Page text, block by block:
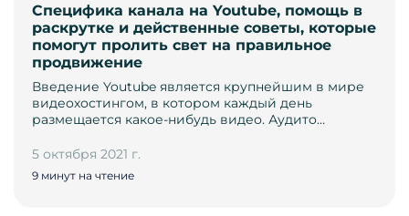
Специфика канала на Youtube, помощь в
раскрутке и действенные советы, которые
помогут пролить свет на правильное
продвижение
Введение Youtube является крупнейшим в мире
видеохостингом, в котором каждый день
размещается какое-нибудь видео. Аудито…
5 октября 2021 г.
9 минут на чтение